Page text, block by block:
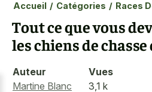
Accueil / Catégories / Races
Tout ce que vous
les chiens de
Auteur
Martine Blanc
Vues
3,1 k